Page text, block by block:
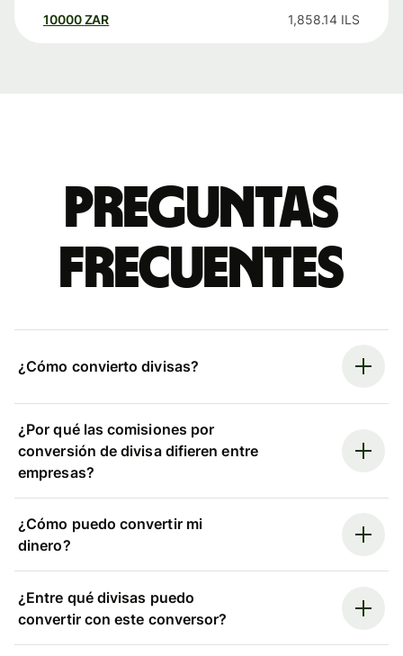
10000 ZAR 1,858.14 ILS
Preguntas
frecuentes
¿Cómo convierto divisas?
¿Por qué las comisiones por
conversión de divisa difieren entre
empresas?
¿Cómo puedo convertir mi
dinero?
¿Entre qué divisas puedo
convertir con este conversor?